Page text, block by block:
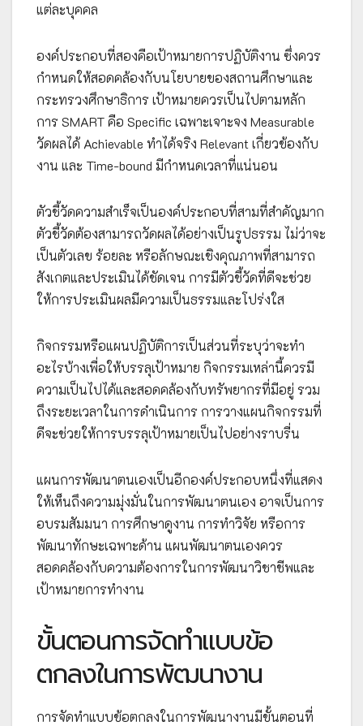
แต่ละบุคคล
องค์ประกอบที่สองคือเป้าหมายการปฏิบัติงาน ซึ่งควร
กำหนดให้สอดคล้องกับนโยบายของสถานศึกษาและ
กระทรวงศึกษาธิการ เป้าหมายควรเป็นไปตามหลัก
การ SMART คือ Specific เฉพาะเจาะจง Measurable
วัดผลได้ Achievable ทำได้จริง Relevant เกี่ยวข้องกับ
งาน และ Time-bound มีกำหนดเวลาที่แน่นอน
ตัวชี้วัดความสำเร็จเป็นองค์ประกอบที่สามที่สำคัญมาก
ตัวชี้วัดต้องสามารถวัดผลได้อย่างเป็นรูปธรรม ไม่ว่าจะ
เป็นตัวเลข ร้อยละ หรือลักษณะเชิงคุณภาพที่สามารถ
สังเกตและประเมินได้ชัดเจน การมีตัวชี้วัดที่ดีจะช่วย
ให้การประเมินผลมีความเป็นธรรมและโปร่งใส
กิจกรรมหรือแผนปฏิบัติการเป็นส่วนที่ระบุว่าจะทำ
อะไรบ้างเพื่อให้บรรลุเป้าหมาย กิจกรรมเหล่านี้ควรมี
ความเป็นไปได้และสอดคล้องกับทรัพยากรที่มีอยู่ รวม
ถึงระยะเวลาในการดำเนินการ การวางแผนกิจกรรมที่
ดีจะช่วยให้การบรรลุเป้าหมายเป็นไปอย่างราบรื่น
แผนการพัฒนาตนเองเป็นอีกองค์ประกอบหนึ่งที่แสดง
ให้เห็นถึงความมุ่งมั่นในการพัฒนาตนเอง อาจเป็นการ
อบรมสัมมนา การศึกษาดูงาน การทำวิจัย หรือการ
พัฒนาทักษะเฉพาะด้าน แผนพัฒนาตนเองควร
สอดคล้องกับความต้องการในการพัฒนาวิชาชีพและ
เป้าหมายการทำงาน
ขั้นตอนการจัดทำแบบข้อ
ตกลงในการพัฒนางาน
การจัดทำแบบข้อตกลงในการพัฒนางานมีขั้นตอนที่